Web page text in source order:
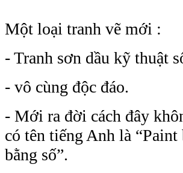
Một loại tranh vẽ mới :
- Tranh sơn dầu kỹ thuật
- vô cùng độc đáo.
- Mới ra đời cách đây
có tên tiếng Anh là “Paint
bằng số”.